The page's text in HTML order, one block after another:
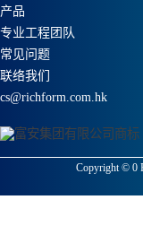
产品
专业工程团队
常见问题
联络我们
cs@richform.com.hk
Copyright © 0